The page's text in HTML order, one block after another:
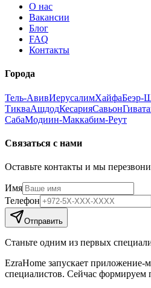
О нас
Вакансии
Блог
FAQ
Контакты
Города
Тель-АвивИерусалимХайфаБеэр-
ТикваАшдодКесарияСавьон
СабаМодиин-Маккабим-Реут
Связаться с нами
Оставьте контакты и мы
Имя
Телефон
Отправить
Станьте одним из первых
EzraHome запускает
специалистов. Сейчас формируем